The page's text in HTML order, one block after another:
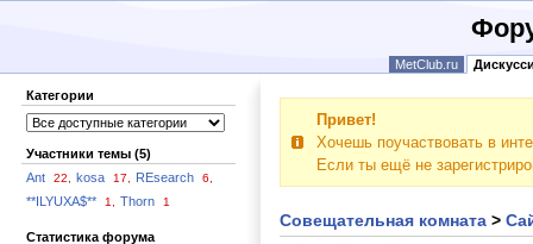
MetClub.ru
Категории
Участники темы (5)
Ant
22, kosa 17, REsearch 6,
**ILYUXA$** 1, Thorn 1
Статистика форума
Привет!
Хочешь поучаствовать в
Если ты ещё не
Совещательная комната >